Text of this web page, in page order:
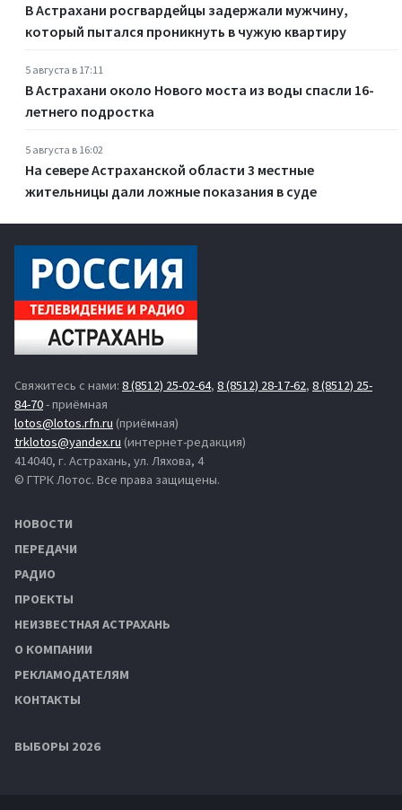
В Астрахани росгвардейцы задержали мужчину,
который пытался проникнуть в чужую квартиру
5 августа в 17:11
В Астрахани около Нового моста из воды спасли 16-
летнего подростка
5 августа в 16:02
На севере Астраханской области 3 местные
жительницы дали ложные показания в суде
Свяжитесь с нами: 8 (8512) 25-02-64, 8 (8512) 28-17-62, 8 (8512) 25-
84-70- приёмная
lotos@lotos.rfn.ru (приёмная)
trklotos@yandex.ru (интернет-редакция)
414040, г. Астрахань, ул. Ляхова, 4
© ГТРК Лотос. Все права защищены.
НОВОСТИ
ПЕРЕДАЧИ
РАДИО
ПРОЕКТЫ
НЕИЗВЕСТНАЯ АСТРАХАНЬ
О КОМПАНИИ
РЕКЛАМОДАТЕЛЯМ
КОНТАКТЫ
ВЫБОРЫ 2026